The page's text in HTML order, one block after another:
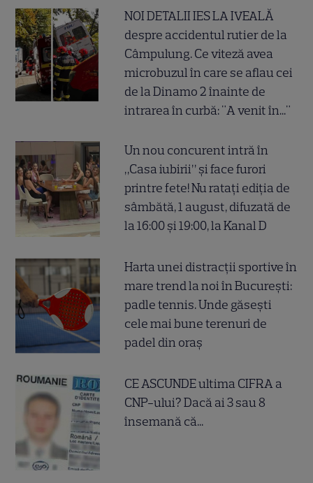
NOI DETALII IES LA IVEALĂ
despre accidentul rutier de la
Câmpulung. Ce viteză avea
microbuzul în care se aflau cei
de la Dinamo 2 înainte de
intrarea în curbă: "A venit în..."
Un nou concurent intră în
„Casa iubirii” și face furori
printre fete! Nu ratați ediția de
sâmbătă, 1 august, difuzată de
la 16:00 și 19:00, la Kanal D
Harta unei distracții sportive în
mare trend la noi în București:
padle tennis. Unde găsești
cele mai bune terenuri de
padel din oraș
CE ASCUNDE ultima CIFRA a
CNP-ului? Dacă ai 3 sau 8
însemană că...